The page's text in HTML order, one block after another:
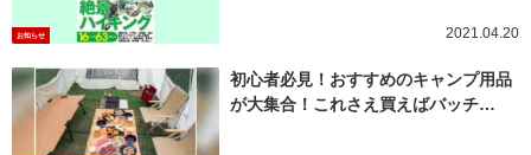
お知らせ 2021.04.20
初心者必見！おすすめのキャンプ用品
が大集合！これさえ買えばバッチ…